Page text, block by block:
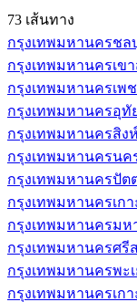
73 เส้นทาง
กรุงเทพมหานครชล
กรุงเทพมหานครเข
กรุงเทพมหานครเพ
กรุงเทพมหานครอุทั
กรุงเทพมหานครสิง
กรุงเทพมหานครนค
กรุงเทพมหานครปัต
กรุงเทพมหานครเก
กรุงเทพมหานครมห
กรุงเทพมหานครศรี
กรุงเทพมหานครพะ
กรุงเทพมหานครเก